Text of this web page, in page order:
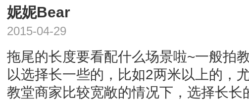
妮妮Bear
2015-04-29
拖尾的长度要看配什么场景啦~一般拍
以选择长一些的，比如2两米以上的，
教堂商家比较宽敞的情况下，选择长长